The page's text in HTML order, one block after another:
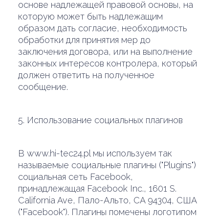
основе надлежащей правовой основы, на
которую может быть надлежащим
образом дать согласие, необходимость
обработки для принятия мер до
заключения договора, или на выполнение
законных интересов контролера, который
должен ответить на полученное
сообщение.
5. Использование социальных плагинов
В www.hi-tec24.pl мы используем так
называемые социальные плагины ("Plugins")
социальная сеть Facebook,
принадлежащая Facebook Inc., 1601 S.
California Ave, Пало-Альто, CA 94304, США
("Facebook"). Плагины помечены логотипом